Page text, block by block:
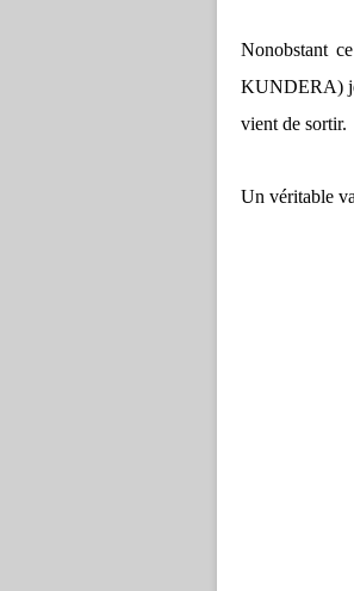
Nonobstant
KUNDERA)
vient de sortir.
Un véritable